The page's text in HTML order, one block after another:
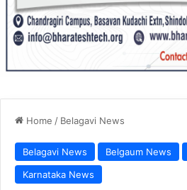
Home / Belagavi News
Belagavi News Belgaum News
Karnataka News